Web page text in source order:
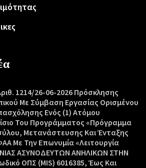
1214/26-06-2026 Πρόσκλησης
Με Σύμβαση Εργασίας Ορισμένου
Ενός (1) Ατόμου
Του Προγράμματος «Πρόγραμμα
Μετανάστευσης Και Ένταξης
Με Την Επωνυμία «Λειτουργία
ΑΣΥΝΟΔΕΥΤΩΝ ΑΝΗΛΙΚΩΝ ΣΤΗΝ
ΟΠΣ (MIS) 6016385, Έως Και